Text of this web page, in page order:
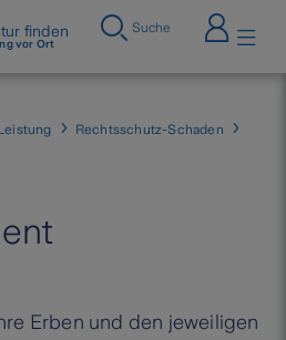
finden
vor Ort
Suche
Rechtsschutz-Schaden
Erben und den jeweiligen